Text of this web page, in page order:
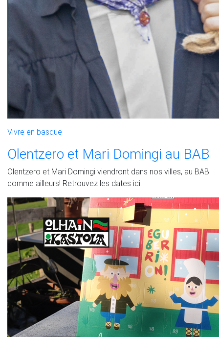
Vivre en basque
Olentzero et Mari Domingi au BAB
Olentzero et Mari Domingi viendront dans nos villes, au BAB
comme ailleurs! Retrouvez les dates ici.